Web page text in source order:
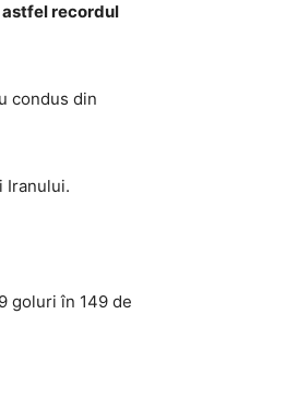
astfel recordul
condus din
Iranului.
goluri în 149 de